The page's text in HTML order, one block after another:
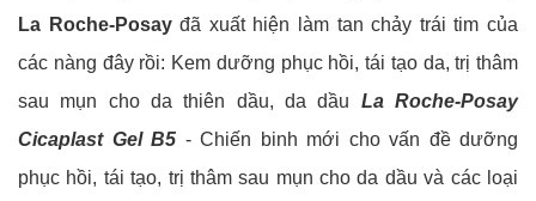
La Roche-Posayđã xuất hiện làm tan chảy trái tim của
các nàng đây rồi: Kem dưỡng phục hồi, tái tạo da, trị thâm
sau mụn cho da thiên dầu, da dầu La Roche-Posay
Cicaplast Gel B5 - Chiến binh mới cho vấn đề dưỡng
phục hồi, tái tạo, trị thâm sau mụn cho da dầu và các loại